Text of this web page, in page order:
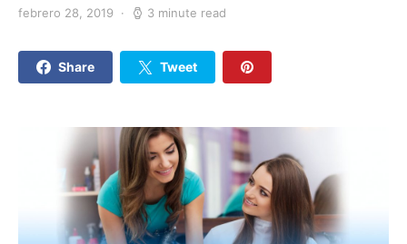
febrero 28, 2019 3 minute read
Share Tweet